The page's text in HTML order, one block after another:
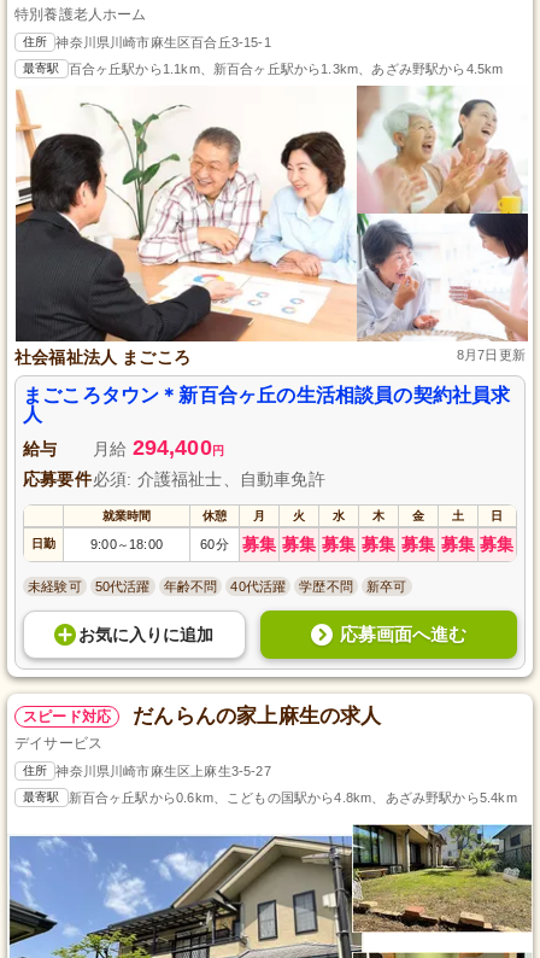
特別養護老人ホーム
住所 神奈川県川崎市麻生区百合丘3-15-1
最寄駅 百合ヶ丘駅から1.1km、新百合ヶ丘駅から1.3km、あざみ野駅から4.5km
社会福祉法人 まごころ 8月7日更新
まごころタウン＊新百合ヶ丘の生活相談員の契約社員求
人
給与 月給 294,400円
応募要件必須: 介護福祉士、自動車免許
就業時間 休憩 月 火 水 木 金 土 日
日勤 9:00～ 18:00 60分 募集 募集 募集 募集 募集 募集 募集
未経験可 50代活躍 年齢不問 40代活躍 学歴不問 新卒可
お気に入り に追加 応募画面へ進む
スピード対応 だんらんの家上麻生の求人
デイサービス
住所 神奈川県川崎市麻生区上麻生3-5-27
最寄駅 新百合ヶ丘駅から0.6km、こどもの国駅から4.8km、あざみ野駅から5.4km